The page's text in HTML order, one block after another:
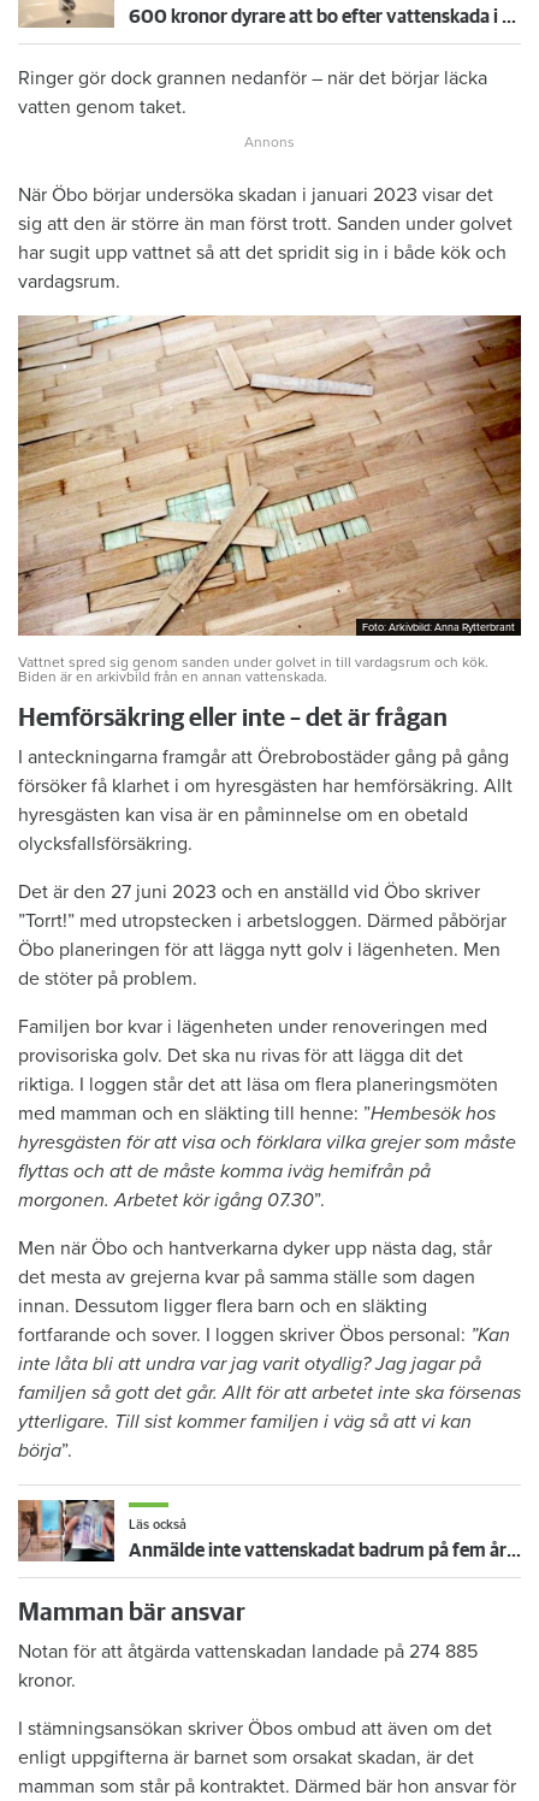
600 kronor dyrare att bo efter vattenskada i Varberg
Ringer gör dock grannen nedanför – när det börjar läcka
vatten genom taket.
När Öbo börjar undersöka skadan i januari 2023 visar det
sig att den är större än man först trott. Sanden under golvet
har sugit upp vattnet så att det spridit sig in i både kök och
vardagsrum.
Foto: Arkivbild: Anna Rytterbrant
Foto: Arkivbild: Anna Rytterbrant
Vattnet spred sig genom sanden under golvet in till vardagsrum och kök.
Biden är en arkivbild från en annan vattenskada.
Hemförsäkring eller inte – det är frågan
I anteckningarna framgår att Örebrobostäder gång på gång
försöker få klarhet i om hyresgästen har hemförsäkring. Allt
hyresgästen kan visa är en påminnelse om en obetald
olycksfallsförsäkring.
Det är den 27 juni 2023 och en anställd vid Öbo skriver
”Torrt!” med utropstecken i arbetsloggen. Därmed påbörjar
Öbo planeringen för att lägga nytt golv i lägenheten. Men
de stöter på problem.
Familjen bor kvar i lägenheten under renoveringen med
provisoriska golv. Det ska nu rivas för att lägga dit det
riktiga. I loggen står det att läsa om flera planeringsmöten
med mamman och en släkting till henne: ”Hembesök hos
hyresgästen för att visa och förklara vilka grejer som måste
flyttas och att de måste komma iväg hemifrån på
morgonen. Arbetet kör igång 07.30”.
Men när Öbo och hantverkarna dyker upp nästa dag, står
det mesta av grejerna kvar på samma ställe som dagen
innan. Dessutom ligger flera barn och en släkting
fortfarande och sover. I loggen skriver Öbos personal: ”Kan
inte låta bli att undra var jag varit otydlig? Jag jagar på
familjen så gott det går. Allt för att arbetet inte ska försenas
ytterligare. Till sist kommer familjen i väg så att vi kan
börja”.
Läs också
Anmälde inte vattenskadat badrum på fem år – krävs på 125 000 kronor
Mamman bär ansvar
Notan för att åtgärda vattenskadan landade på 274 885
kronor.
I stämningsansökan skriver Öbos ombud att även om det
enligt uppgifterna är barnet som orsakat skadan, är det
mamman som står på kontraktet. Därmed bär hon ansvar för